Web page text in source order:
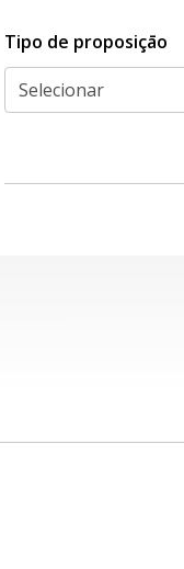
Tipo de proposiçāo
Selecionar